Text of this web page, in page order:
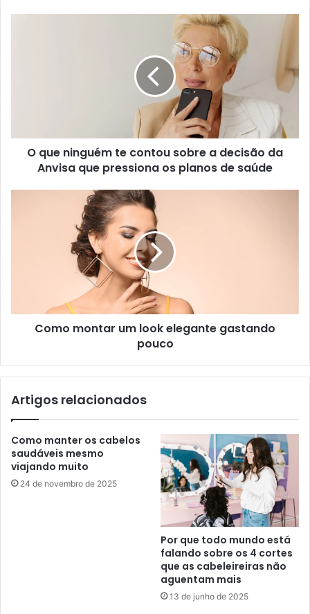
O que ninguém te contou sobre a decisão da
Anvisa que pressiona os planos de saúde
Como montar um look elegante gastando
pouco
Artigos relacionados
Como manter os cabelos
saudáveis mesmo
viajando muito
24 de novembro de 2025
Por que todo mundo está
falando sobre os 4 cortes
que as cabeleireiras não
aguentam mais
13 de junho de 2025